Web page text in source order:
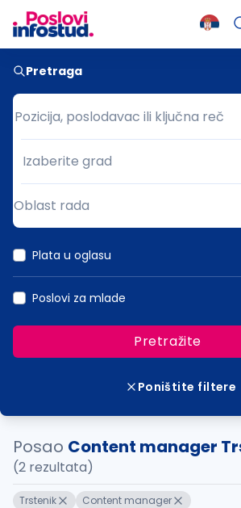
Pretraga
Pozicija, poslodavac ili ključna reč
Pozicija, poslodavac ili ključna reč
Grad
Izaberite grad
Oblast rada
Plata u oglasu
Poslovi za mlade
Pretražite
Poništite filtere
Posao Content manager
(2 rezultata)
Trstenik Content manager